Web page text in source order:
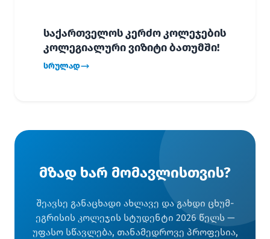
საქართველოს კერძო კოლეჯების
კოლეგიალური ვიზიტი ბათუმში!
სრულად
მზად ხარ მომავლისთვის?
შეავსე განაცხადი ახლავე და გახდი ცხუმ-
ეგრისის კოლეჯის სტუდენტი 2026 წელს —
უფასო სწავლება, თანამედროვე პროფესია,